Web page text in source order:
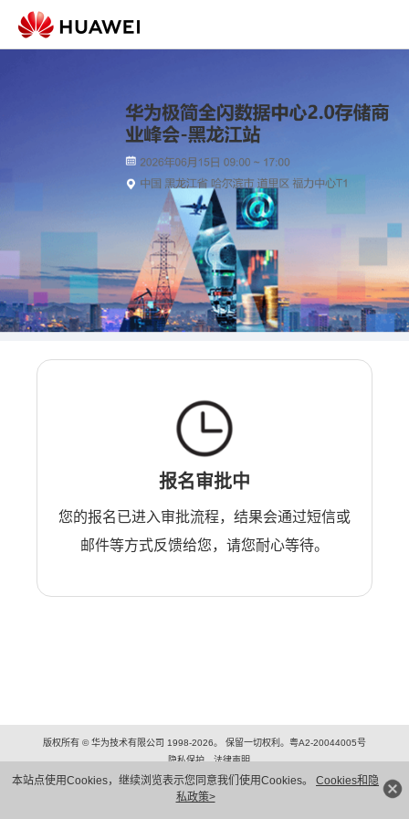
本站点使用Cookies，继续浏览表示您同意我们使用Cookies。 Cookies和隐
私政策>
报名审批中
您的报名已进入审批流程，结果会通过短信或
邮件等方式反馈给您，请您耐心等待。
版权所有 © 华为技术有限公司 1998-2026。 保留一切权利。粤A2-20044005号
隐私保护
法律声明